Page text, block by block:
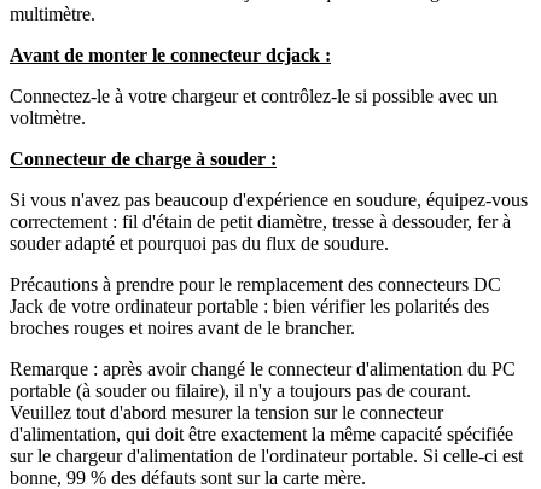
multimètre.
Avant de monter le connecteur dcjack :
Connectez-le à votre chargeur et contrôlez-le si possible avec un
voltmètre.
Connecteur de charge à souder :
Si vous n'avez pas beaucoup d'expérience en soudure, équipez-vous
correctement : fil d'étain de petit diamètre, tresse à dessouder, fer à
souder adapté et pourquoi pas du flux de soudure.
Précautions à prendre pour le remplacement des connecteurs DC
Jack de votre ordinateur portable : bien vérifier les polarités des
broches rouges et noires avant de le brancher.
Remarque : après avoir changé le connecteur d'alimentation du PC
portable (à souder ou filaire), il n'y a toujours pas de courant.
Veuillez tout d'abord mesurer la tension sur le connecteur
d'alimentation, qui doit être exactement la même capacité spécifiée
sur le chargeur d'alimentation de l'ordinateur portable. Si celle-ci est
bonne, 99 % des défauts sont sur la carte mère.